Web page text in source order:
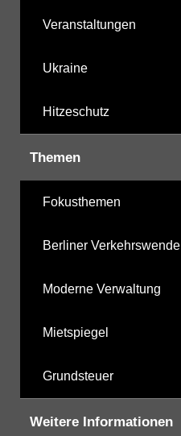
Veranstaltungen
Ukraine
Hitzeschutz
Themen
Fokusthemen
Berliner Verkehrswende
Moderne Verwaltung
Mietspiegel
Grundsteuer
Weitere Informationen